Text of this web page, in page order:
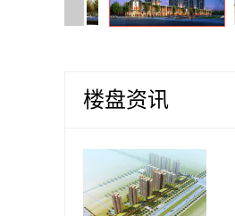
楼盘资讯